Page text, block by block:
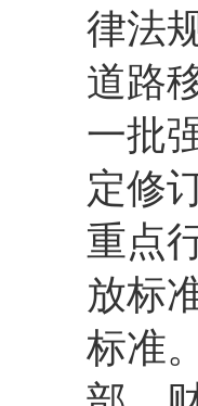
律法
道路
一批
定修
重点
放标
标准